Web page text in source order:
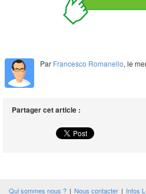
Par Francesco Romanello, le
Partager cet article :
Qui sommes nous ? | Nous contacter | Infos